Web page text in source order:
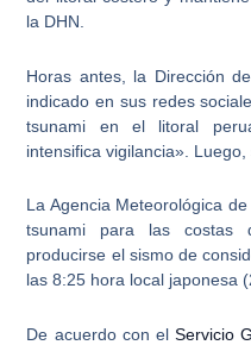
la DHN.
Horas antes, la Dirección
indicado en sus redes
tsunami en el litoral
intensifica vigilancia». Luego,
La Agencia Meteorológica
tsunami para las costas
producirse el sismo de
las 8:25 hora local japonesa
De acuerdo con el Servicio